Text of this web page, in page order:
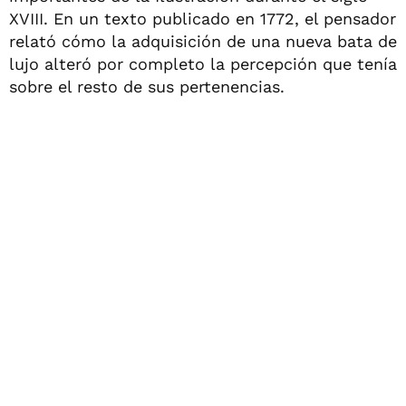
XVIII. En un texto publicado en 1772, el pensador
relató cómo la adquisición de una nueva bata de
lujo alteró por completo la percepción que tenía
sobre el resto de sus pertenencias.